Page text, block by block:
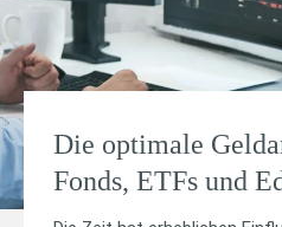
Die optimale
Fonds, ETFs und